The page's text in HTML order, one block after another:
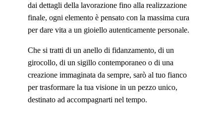
dai dettagli della lavorazione fino alla realizzazione
finale, ogni elemento è pensato con la massima cura
per dare vita a un gioiello autenticamente personale.
Che si tratti di un anello di fidanzamento, di un
girocollo, di un sigillo contemporaneo o di una
creazione immaginata da sempre, sarò al tuo fianco
per trasformare la tua visione in un pezzo unico,
destinato ad accompagnarti nel tempo.